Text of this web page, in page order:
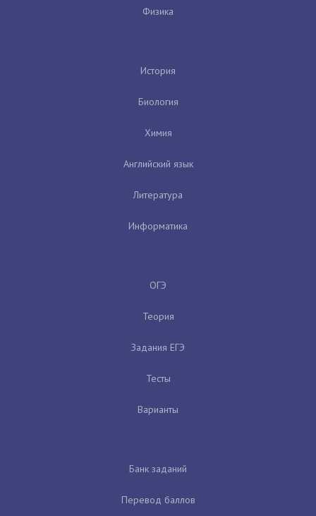
Физика
История
Биология
Химия
Английский язык
Литература
Информатика
ОГЭ
Теория
Задания ЕГЭ
Тесты
Варианты
Банк заданий
Перевод баллов